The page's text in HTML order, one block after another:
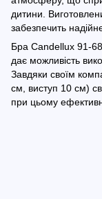
дитини.
забезпечить
Бра Candellux 91-
дає можливість
Завдяки своїм
см, виступ 10 см)
при цьому